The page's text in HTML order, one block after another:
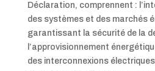
Déclaration, comprennent :
des systèmes et des marchés
garantissant la sécurité de la
l’approvisionnement
des interconnexions